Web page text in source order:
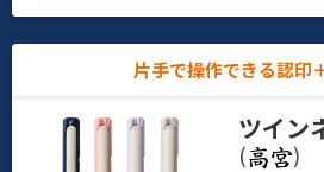
片手で操作できる認印
ツイン
(
)